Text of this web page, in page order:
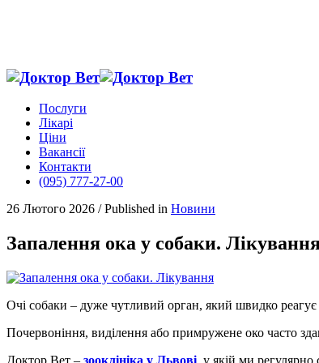
Послуги
Лікарі
Ціни
Вакансії
Контакти
(095) 777-27-00
26 Лютого 2026 /Published in Новини
Запалення ока у собаки.
Очі собаки – дуже чутливий орган, який швидко реагує
Почервоніння, виділення або примружене око часто